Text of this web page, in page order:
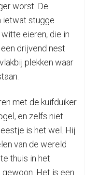
worst. De
ietwat stugge
eieren, die in
drijvend nest
plekken waar
met de kuifduiker
en zelfs niet
is het wel. Hij
van de wereld
thuis in het
Het is een